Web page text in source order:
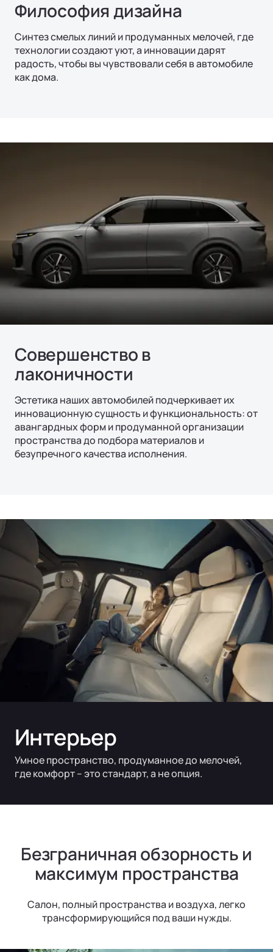
Философия дизайна
Синтез смелых линий и продуманных мелочей, где
технологии создают уют, а инновации дарят
радость, чтобы вы чувствовали себя в автомобиле
как дома.
Совершенство в
лаконичности
Эстетика наших автомобилей подчеркивает их
инновационную сущность и функциональность: от
авангардных форм и продуманной организации
пространства до подбора материалов и
безупречного качества исполнения.
Интерьер
Умное пространство, продуманное до мелочей,
где комфорт – это стандарт, а не опция.
Безграничная обзорность и
максимум пространства
Салон, полный пространства и воздуха, легко
трансформирующийся под ваши нужды.